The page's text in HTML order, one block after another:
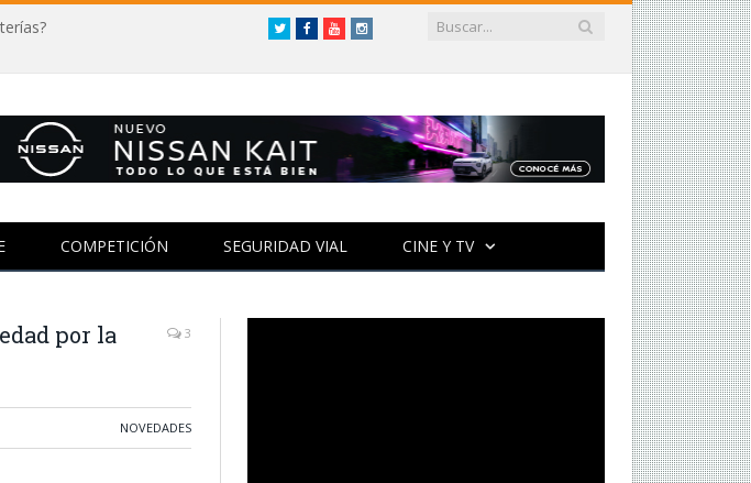
TwitterFacebookYouTubeInstagram
COMPETICIÓN SEGURIDAD VIAL CINE Y TV
por la
3
NOVEDADES